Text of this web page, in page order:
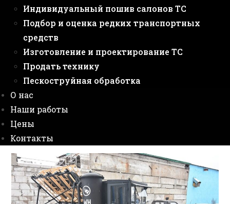
Индивидуальный пошив салонов ТС
Подбор и оценка редких транспортных
средств
Изготовление и проектирование ТС
Продать технику
Пескоструйная обработка
О нас
Наши работы
Цены
Контакты